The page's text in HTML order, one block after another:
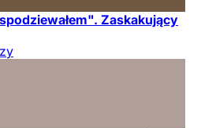
Zaskakujący